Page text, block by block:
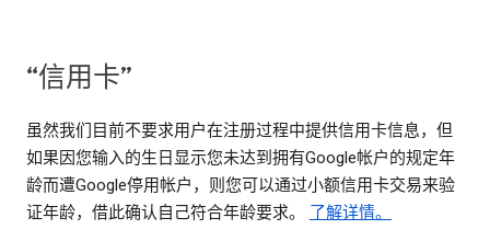
“信用卡”
虽然我们目前不要求用户在注册过程中提供信用卡信息，但
如果因您输入的生日显示您未达到拥有Google帐户的规定年
龄而遭Google停用帐户，则您可以通过小额信用卡交易来验
证年龄，借此确认自己符合年龄要求。 了解详情。